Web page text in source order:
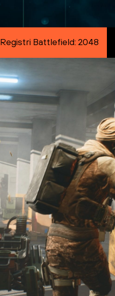
Registri Battlefield: 2048